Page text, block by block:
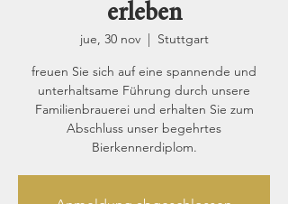
erleben
jue, 30 nov
  |
Stuttgart
freuen Sie sich auf eine spannende und
unterhaltsame Führung durch unsere
Familienbrauerei und erhalten Sie zum
Abschluss unser begehrtes
Bierkennerdiplom.